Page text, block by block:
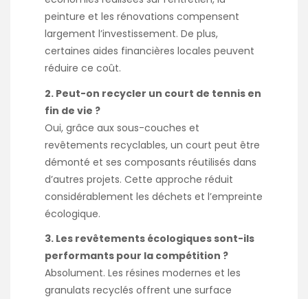
peinture et les rénovations compensent
largement l’investissement. De plus,
certaines aides financières locales peuvent
réduire ce coût.
2. Peut-on recycler un court de tennis en
fin de vie ?
Oui, grâce aux sous-couches et
revêtements recyclables, un court peut être
démonté et ses composants réutilisés dans
d’autres projets. Cette approche réduit
considérablement les déchets et l’empreinte
écologique.
3. Les revêtements écologiques sont-ils
performants pour la compétition ?
Absolument. Les résines modernes et les
granulats recyclés offrent une surface